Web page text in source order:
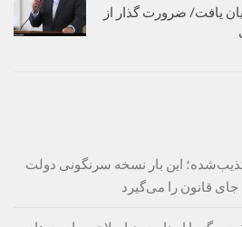
یافت/ ضرورت گذار از
این بار نسخه سرنگونی دولت
قانون را می‌گیرد